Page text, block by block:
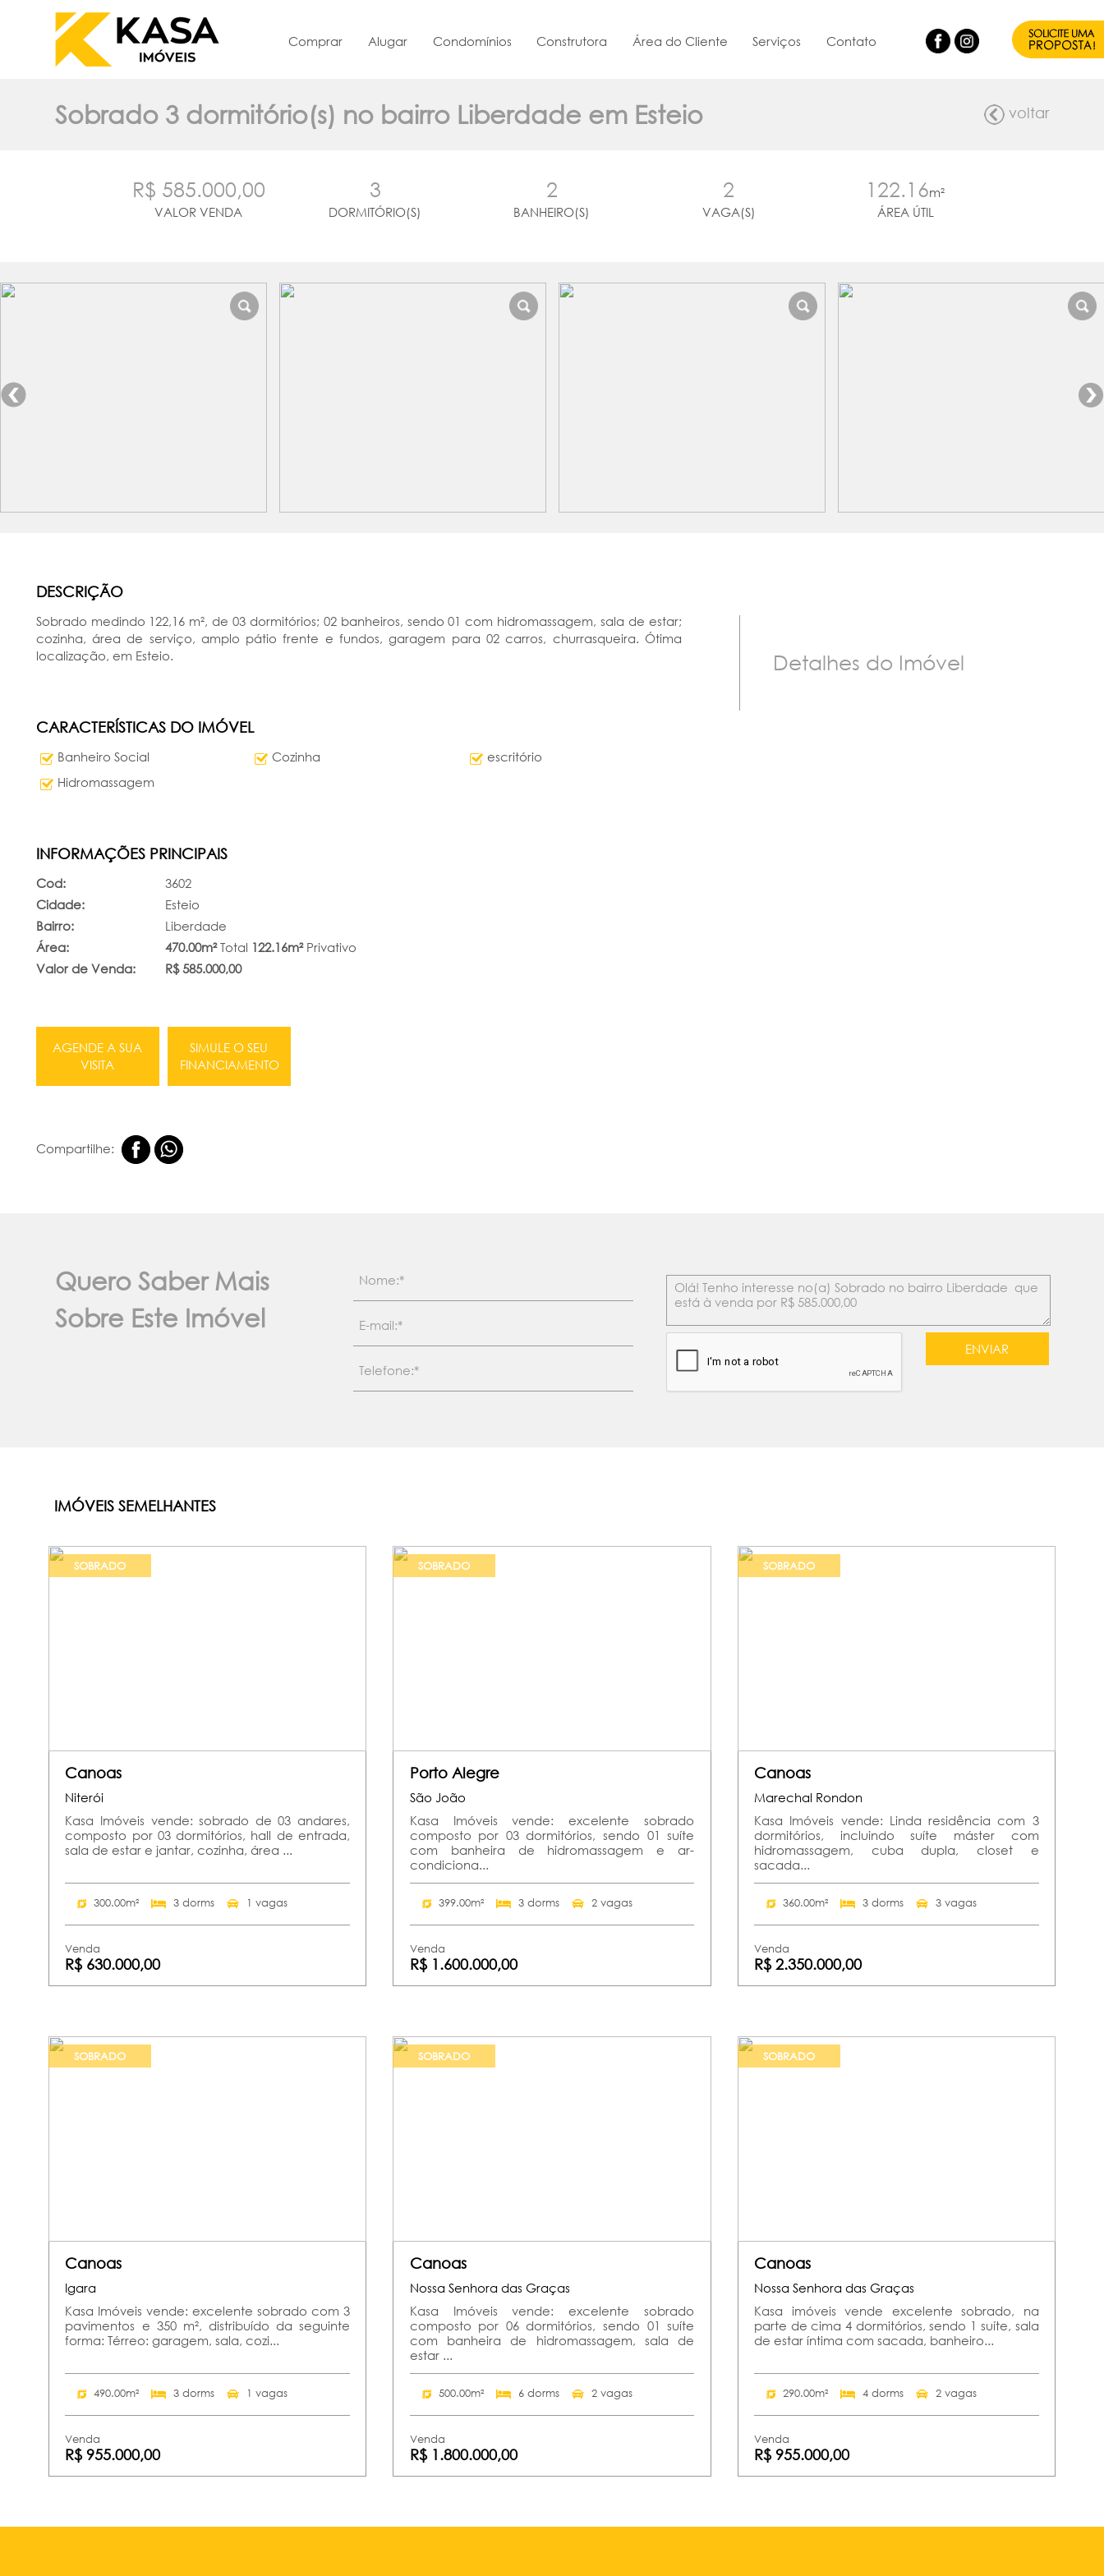
Comprar Alugar Condomínios Construtora Área do Cliente Serviços Contato
Sobrado 3 dormitório(s) no bairro Liberdade em Esteio voltar
R$ 585.000,00
VALOR VENDA
3
DORMITÓRIO(S)
2
BANHEIRO(S)
2
VAGA(S)
122.16m²
ÁREA ÚTIL
DESCRIÇÃO
Sobrado medindo 122,16 m², de 03 dormitórios; 02 banheiros, sendo 01 com hidromassagem, sala de estar;
cozinha, área de serviço, amplo pátio frente e fundos, garagem para 02 carros, churrasqueira. Ótima
localização, em Esteio.
CARACTERÍSTICAS DO IMÓVEL
Banheiro Social Cozinha
escritório
Hidromassagem
INFORMAÇÕES PRINCIPAIS
Cod:
3602
Cidade:
Esteio
Bairro:
Liberdade
Área:
470.00m²Total 122.16m²Privativo
Valor de Venda:
R$ 585.000,00
AGENDE A SUA
VISITA
SIMULE O SEU
FINANCIAMENTO
Compartilhe:
Detalhes do Imóvel
Quero Saber Mais
Sobre Este Imóvel
IMÓVEIS SEMELHANTES
SOBRADO
Canoas
Niterói
Kasa Imóveis vende: sobrado de 03 andares,
composto por 03 dormitórios, hall de entrada,
sala de estar e jantar, cozinha, área ...
300.00m² 3 dorms 1 vagas
Venda
R$ 630.000,00
SOBRADO
Porto Alegre
São João
Kasa Imóveis vende: excelente sobrado
composto por 03 dormitórios, sendo 01 suíte
com banheira de hidromassagem e ar-
condiciona...
399.00m² 3 dorms 2 vagas
Venda
R$ 1.600.000,00
SOBRADO
Canoas
Marechal Rondon
Kasa Imóveis vende: Linda residência com 3
dormitórios, incluindo suíte máster com
hidromassagem, cuba dupla, closet e
sacada...
360.00m² 3 dorms 3 vagas
Venda
R$ 2.350.000,00
SOBRADO
Canoas
Igara
Kasa Imóveis vende: excelente sobrado com 3
pavimentos e 350 m², distribuído da seguinte
forma: Térreo: garagem, sala, cozi...
490.00m² 3 dorms 1 vagas
Venda
R$ 955.000,00
SOBRADO
Canoas
Nossa Senhora das Graças
Kasa Imóveis vende: excelente sobrado
composto por 06 dormitórios, sendo 01 suíte
com banheira de hidromassagem, sala de
estar ...
500.00m² 6 dorms 2 vagas
Venda
R$ 1.800.000,00
SOBRADO
Canoas
Nossa Senhora das Graças
Kasa imóveis vende excelente sobrado, na
parte de cima 4 dormitórios, sendo 1 suíte, sala
de estar íntima com sacada, banheiro...
290.00m² 4 dorms 2 vagas
Venda
R$ 955.000,00